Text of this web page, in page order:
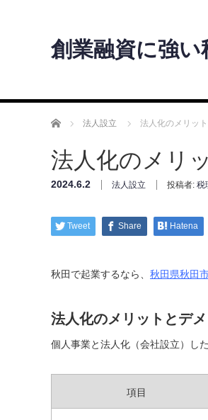
創業融資に強い
ホーム 法人設立 法人化のメリッ
法人化のメリ
2024.6.2 法人設立 投稿者: 税
Tweet Share Hatena
秋田で起業するなら、 秋田県秋田
法人化のメリットとデメ
個人事業と法人化（会社設立）し
項目